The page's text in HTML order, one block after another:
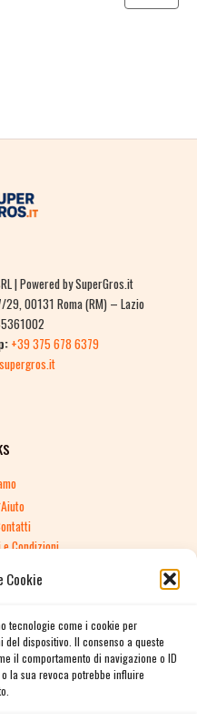
Cookie
tecnologie come i cookie per
dispositivo. Il consenso a queste
il comportamento di navigazione o ID
la sua revoca potrebbe influire
| Powered by SuperGros.it
29, 00131 Roma (RM) – Lazio
+39 375 678 6379
Aiuto
Condizioni
di Reso
e consegna
sulla Privacy
Policy